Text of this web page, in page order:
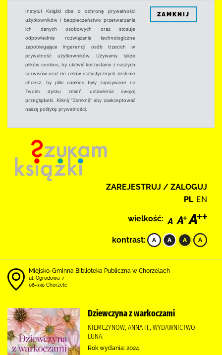
Instytut Książki dba o ochronę prywatności
użytkowników i bezpieczeństwo przetwarzania
ich danych osobowych oraz stosuje
odpowiednie rozwiązania technologiczne
zapobiegające ingerencji osób trzecich w
prywatność użytkowników. Używamy także
plików cookies, by ułatwić korzystanie z naszych
serwisów oraz do celów statystycznych.Jeśli nie
chcesz, by pliki cookies były zapisywane na
Twoim dysku zmień ustawienia swojej
przeglądarki. Kliknij "Zamknij" aby zaakceptować
naszą politykę prywatności.
ZAMKNIJ
ZAREJESTRUJ / ZALOGUJ
PL EN
wielkość:
kontrast:
Miejsko-Gminna Biblioteka Publiczna w Chorzelach
ul. Ogrodowa 7
06-330 Chorzele
Dziewczyna z warkoczami
NIEMCZYNOW, ANNA H., WYDAWNICTWO
LUNA.
Rok wydania: 2024.